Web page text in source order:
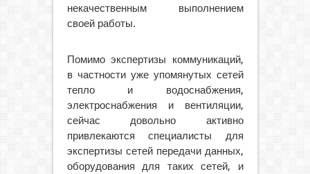
некачественным выполнением
своей работы.
Помимо экспертизы коммуникаций,
в частности уже упомянутых сетей
тепло и водоснабжения,
электроснабжения и вентиляции,
сейчас довольно активно
привлекаются специалисты для
экспертизы сетей передачи данных,
оборудования для таких сетей, и